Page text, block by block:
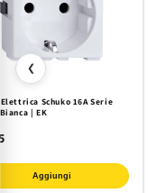
❮
Schuko 16A Serie
| EK
Aggiungi